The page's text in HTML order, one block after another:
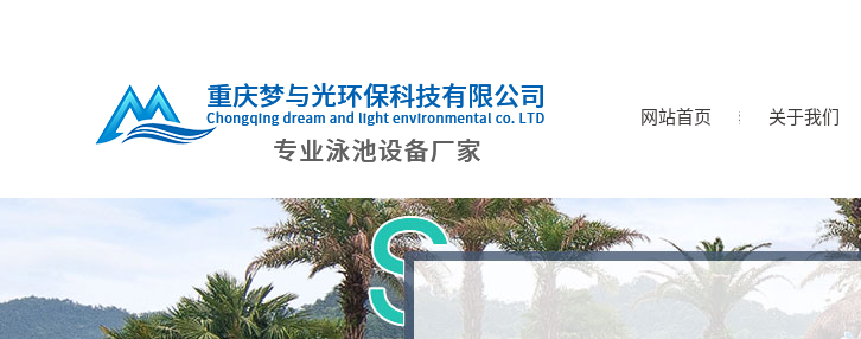
网站首页 关于我们
公司简介